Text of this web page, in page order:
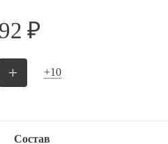
92 ₽
+ +10
Состав